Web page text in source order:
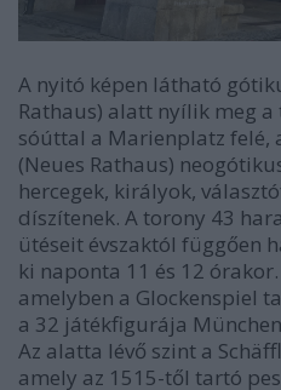
A nyitó képen látható
Rathaus) alatt nyílik meg
sóúttal a Marienplatz felé,
(Neues Rathaus)
hercegek, királyok,
díszítenek. A torony 43
ütéseit évszaktól függően
ki naponta 11 és 12
amelyben a Glockenspiel
a 32 játékfigurája
Az alatta lévő szint a
amely az 1515-től tartó